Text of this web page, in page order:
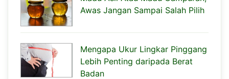
Awas Jangan Sampai Salah Pilih
Mengapa Ukur Lingkar Pinggang
Lebih Penting daripada Berat
Badan